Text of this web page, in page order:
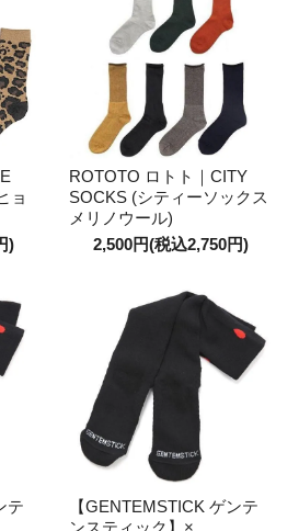
ョ
)
ROTOTO ロトト｜CITY
SOCKS (シティーソックス
メリノウール)
2,500円(税込2,750円)
テ
【GENTEMSTICK ゲンテ
ンスティック】×